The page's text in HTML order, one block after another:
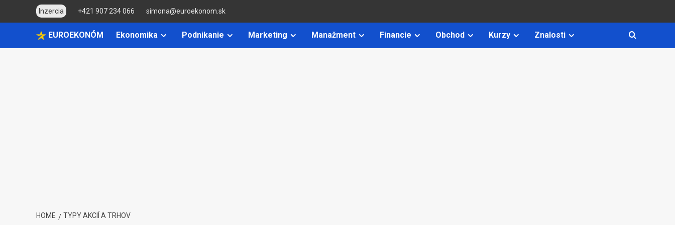
Inzercia +421 907 234 066 simona@euroekonom.sk
EUROEKONÓM Ekonomika Podnikanie Marketing Manažment Financie Obchod Kurzy Znalosti
HOME TYPY AKCIÍ A TRHOV